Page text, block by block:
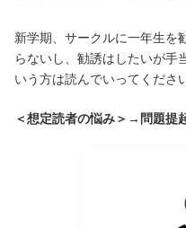
新学期、サークルに一年生を
らないし、勧誘はしたいが手
いう方は読んでいってくださ
＜想定読者の悩み＞→問題提